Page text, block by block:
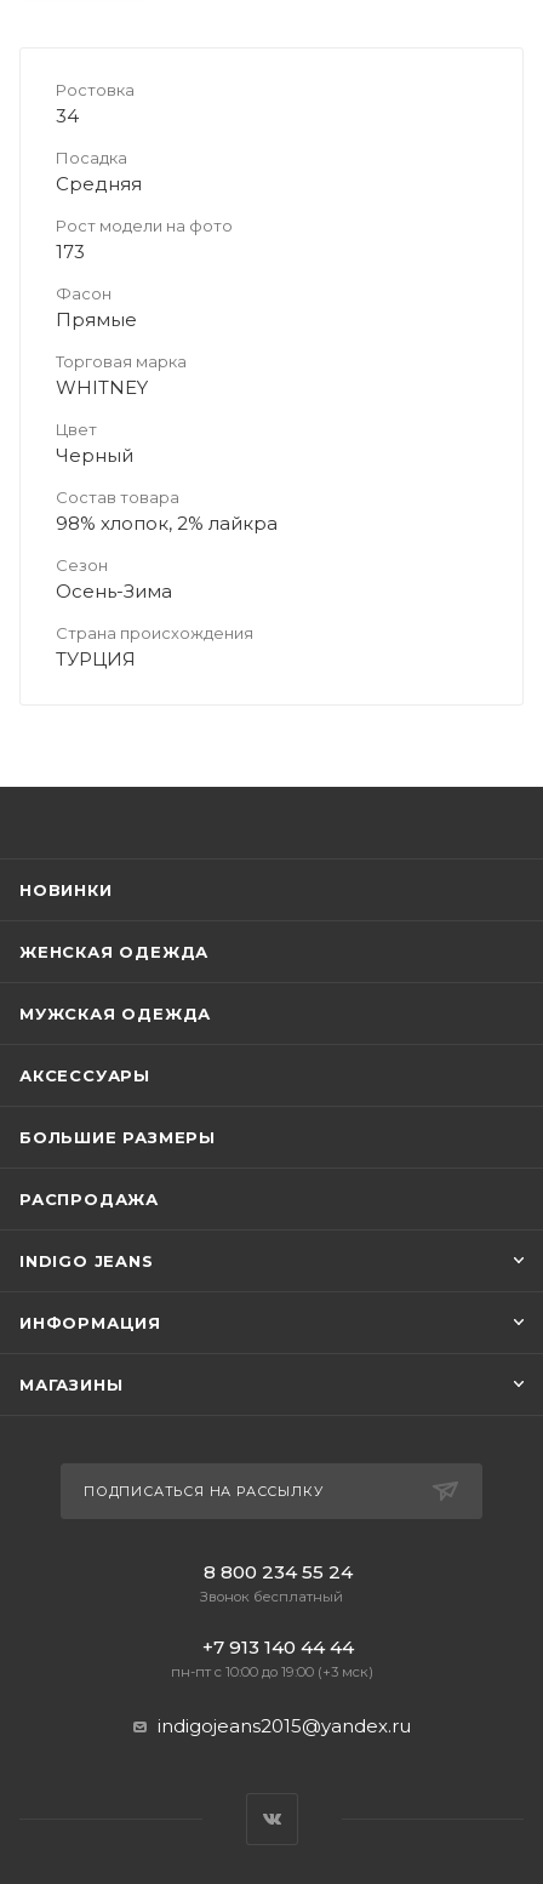
Ростовка
34
Посадка
Средняя
Рост модели на фото
173
Фасон
Прямые
Торговая марка
WHITNEY
Цвет
Черный
Состав товара
98% хлопок, 2% лайкра
Сезон
Осень-Зима
Страна происхождения
ТУРЦИЯ
НОВИНКИ
ЖЕНСКАЯ ОДЕЖДА
МУЖСКАЯ ОДЕЖДА
АКСЕССУАРЫ
БОЛЬШИЕ РАЗМЕРЫ
РАСПРОДАЖА
INDIGO JEANS
ИНФОРМАЦИЯ
МАГАЗИНЫ
ПОДПИСАТЬСЯ НА РАССЫЛКУ
8 800 234 55 24
Звонок бесплатный
+7 913 140 44 44
пн-пт с 10:00 до 19:00 (+3 мск)
indigojeans2015@yandex.ru